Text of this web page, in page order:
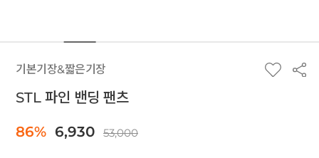
기본기장&짧은기장
STL 파인 밴딩 팬츠
86% 6,930 53,000